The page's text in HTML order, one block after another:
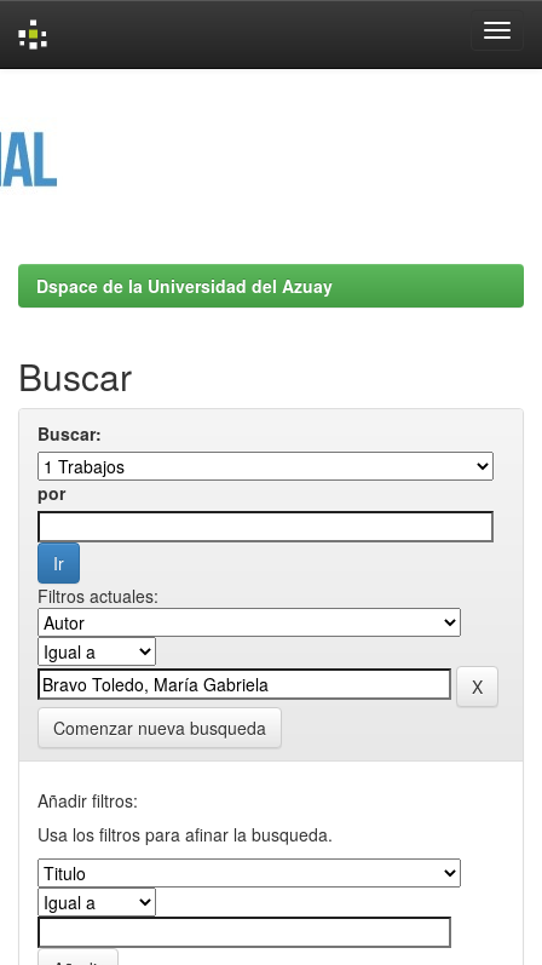
Dspace de la Universidad del Azuay
Buscar
Buscar:
por
Filtros actuales:
Comenzar nueva busqueda
Añadir filtros:
Usa los filtros para afinar la busqueda.